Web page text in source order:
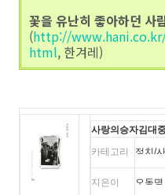
꽃을 유난히 좋아하던 사
(http://
html, 한겨레)
사랑의승자김대
카테고리
정치/
지은이 오동